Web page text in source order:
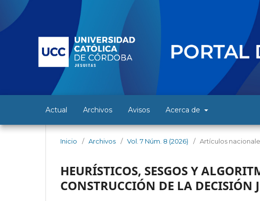
Actual Archivos Avisos Acerca de
Inicio / Archivos / Vol. 7 Núm. 8 (2026) / Artículos
HEURÍSTICOS, SESGOS Y
CONSTRUCCIÓN DE LA DECISIÓN